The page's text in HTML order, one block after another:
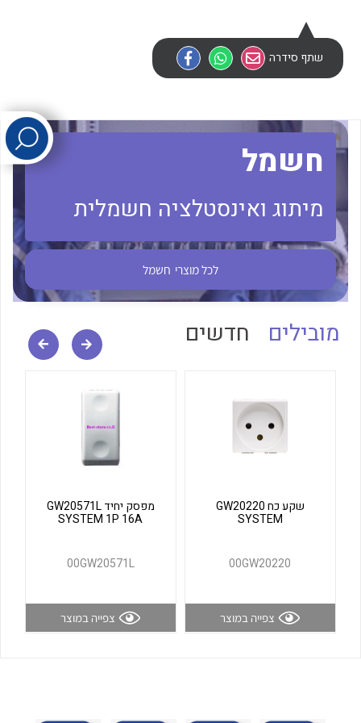
לכל מוצרי היצרן
לכל מוצרי היצרן לכל מוצרי היצרן
לכל מוצרי היצרן לכל מוצרי היצרן
שתף סידרה
חשמל
מיתוג ואינסטלציה חשמלית
לכל מוצרי חשמל
מובילים חדשים
שקע כח GW20220
SYSTEM
00GW20220
צפייה במוצר
מפסק יחיד GW20571L
SYSTEM 1P 16A
00GW20571L
צפייה במוצר